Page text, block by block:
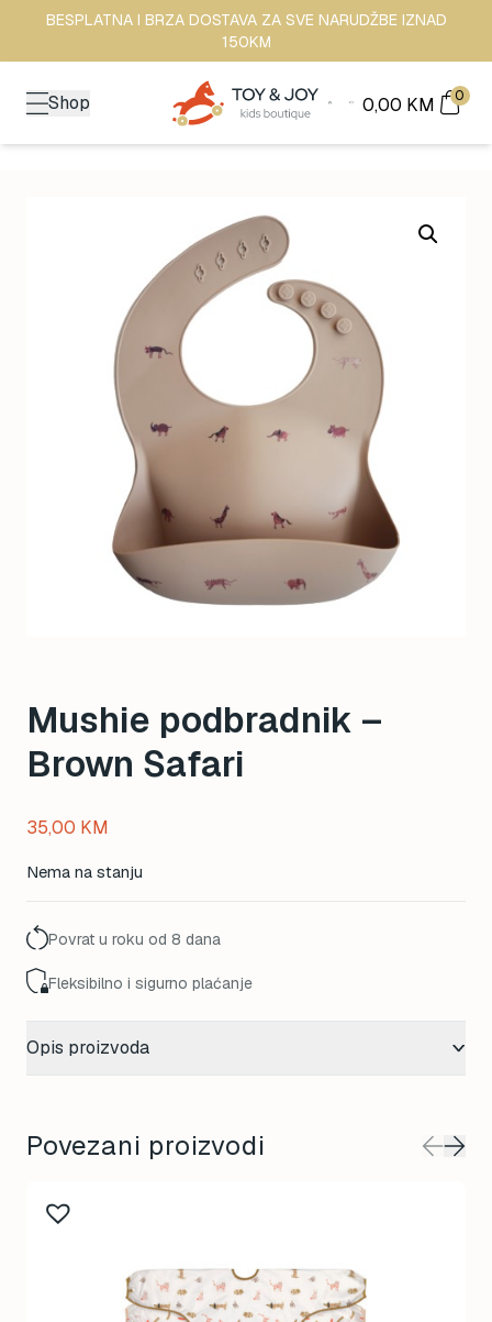
BESPLATNA I BRZA DOSTAVA ZA SVE NARUDŽBE IZNAD
150KM
Shop 0,00 KM 0
Mushie podbradnik –
Brown Safari
35,00 KM
Nema na stanju
Povrat u roku od 8 dana
Fleksibilno i sigurno plaćanje
Opis proizvoda
Povezani proizvodi